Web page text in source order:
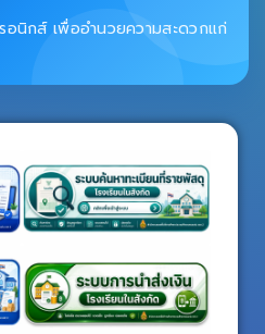
อนิกส์ เพื่ออำนวยความสะดวกแก่